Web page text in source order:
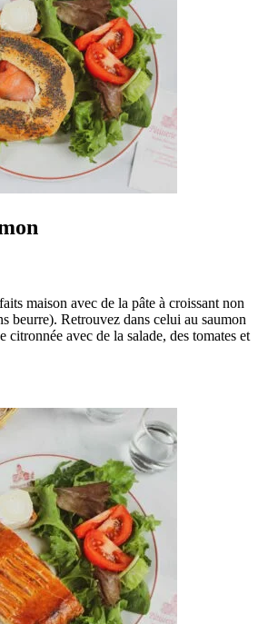
maison avec de la pâte à croissant non
beurre). Retrouvez dans celui au saumon
citronnée avec de la salade, des tomates et